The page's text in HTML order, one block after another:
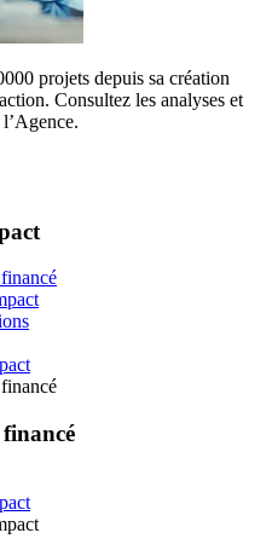
projets depuis sa création
Consultez les analyses et